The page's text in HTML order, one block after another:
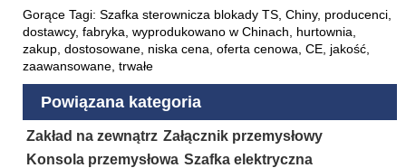
Gorące Tagi: Szafka sterownicza blokady TS, Chiny, producenci,
dostawcy, fabryka, wyprodukowano w Chinach, hurtownia,
zakup, dostosowane, niska cena, oferta cenowa, CE, jakość,
zaawansowane, trwałe
Powiązana kategoria
Zakład na zewnątrz Załącznik przemysłowy
Konsola przemysłowa Szafka elektryczna